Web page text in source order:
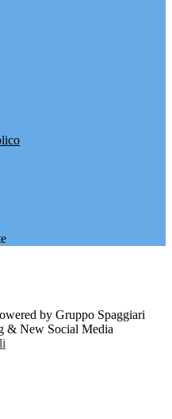
by Gruppo Spaggiari
& New Social Media